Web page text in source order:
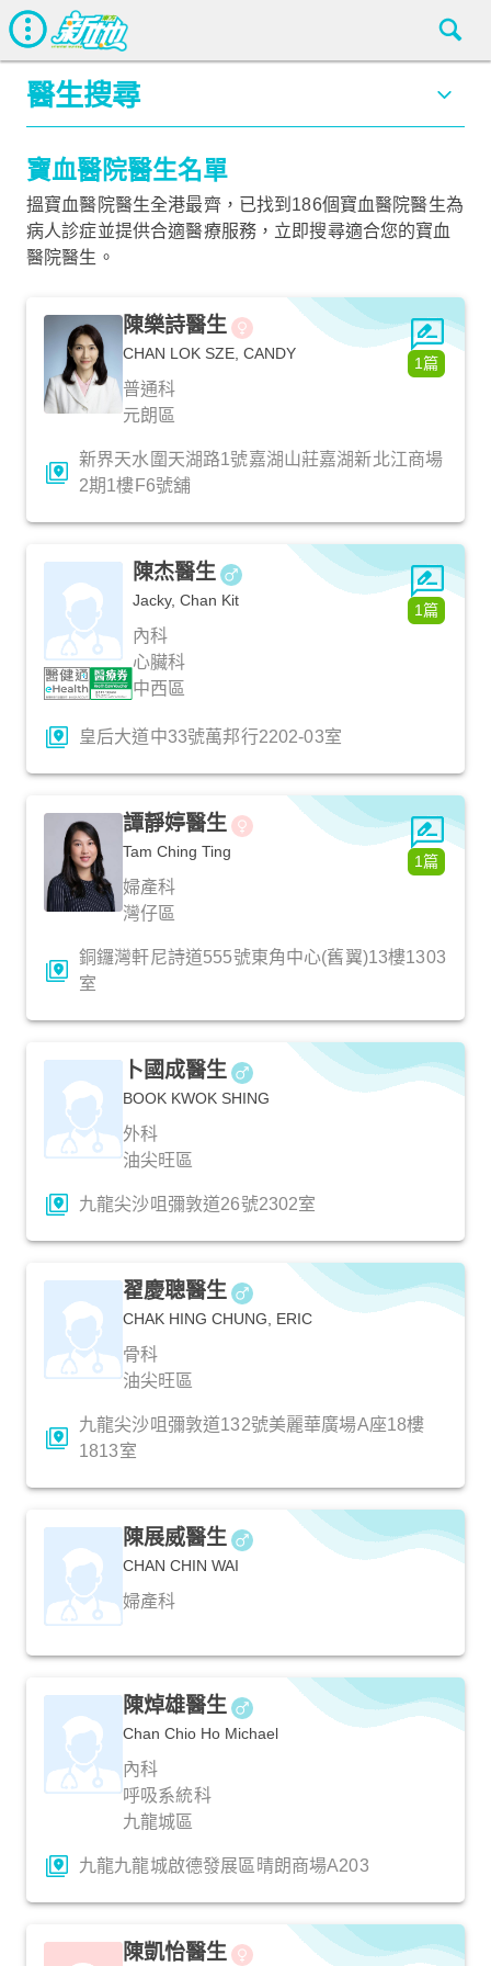
醫生搜尋
寶血醫院醫生名單
搵寶血醫院醫生全港最齊，已找到186個寶血醫院醫生為
病人診症並提供合適醫療服務，立即搜尋適合您的寶血
醫院醫生。
陳樂詩醫生
CHAN LOK SZE, CANDY
普通科
元朗區
1篇
新界天水圍天湖路1號嘉湖山莊嘉湖新北江商場
2期1樓F6號舖
陳杰醫生
Jacky, Chan Kit
內科
心臟科
中西區
1篇
皇后大道中33號萬邦行2202-03室
譚靜婷醫生
Tam Ching Ting
婦產科
灣仔區
1篇
銅鑼灣軒尼詩道555號東角中心(舊翼)13樓1303
室
卜國成醫生
BOOK KWOK SHING
外科
油尖旺區
九龍尖沙咀彌敦道26號2302室
翟慶聰醫生
CHAK HING CHUNG, ERIC
骨科
油尖旺區
九龍尖沙咀彌敦道132號美麗華廣場A座18樓
1813室
陳展威醫生
CHAN CHIN WAI
婦產科
陳焯雄醫生
Chan Chio Ho Michael
內科
呼吸系統科
九龍城區
九龍九龍城啟德發展區晴朗商場A203
陳凱怡醫生